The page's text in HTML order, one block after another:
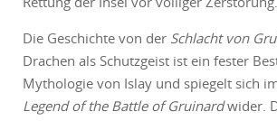
Die Geschichte von der Schlacht von
Drachen als Schutzgeist ist ein fester
Mythologie von Islay und spiegelt sich
Legend of the Battle of Gruinardwider.